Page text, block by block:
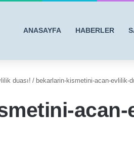
ANASAYFA HABERLER
duası! / bekarlarin-kismetini-acan-evlilik-